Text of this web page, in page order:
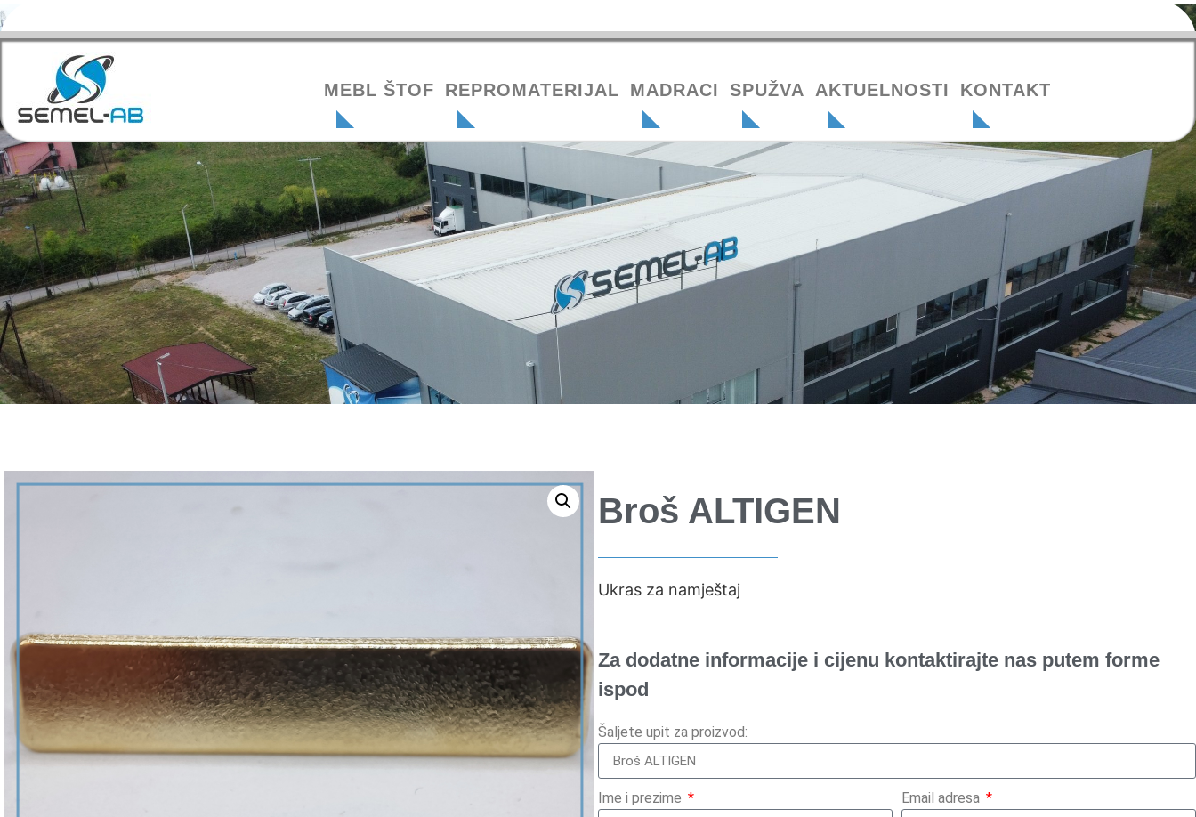
MEBL ŠTOF REPROMATERIJAL MADRACI SPUŽVA AKTUELNOSTI KONTAKT
Broš ALTIGEN
Ukras za namještaj
Za dodatne informacije i cijenu kontaktirajte nas putem forme
ispod
Šaljete upit za proizvod:
Ime i prezime Email adresa